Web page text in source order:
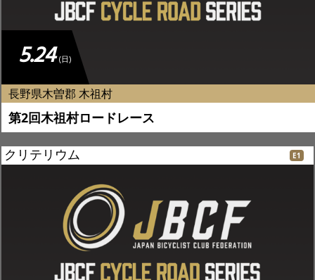
5.24 (日)
長野県木曽郡 木祖村
第2回木祖村ロードレース
クリテリウム E1